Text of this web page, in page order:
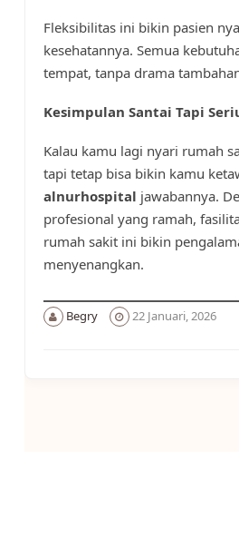
Fleksibilitas ini bikin pasien
kesehatannya. Semua
tempat, tanpa drama
Kesimpulan Santai Tapi
Kalau kamu lagi nyari rumah
tapi tetap bisa bikin kamu
alnurhospital jawabannya.
profesional yang ramah,
rumah sakit ini bikin
menyenangkan.
Begry 22 Januari, 2026